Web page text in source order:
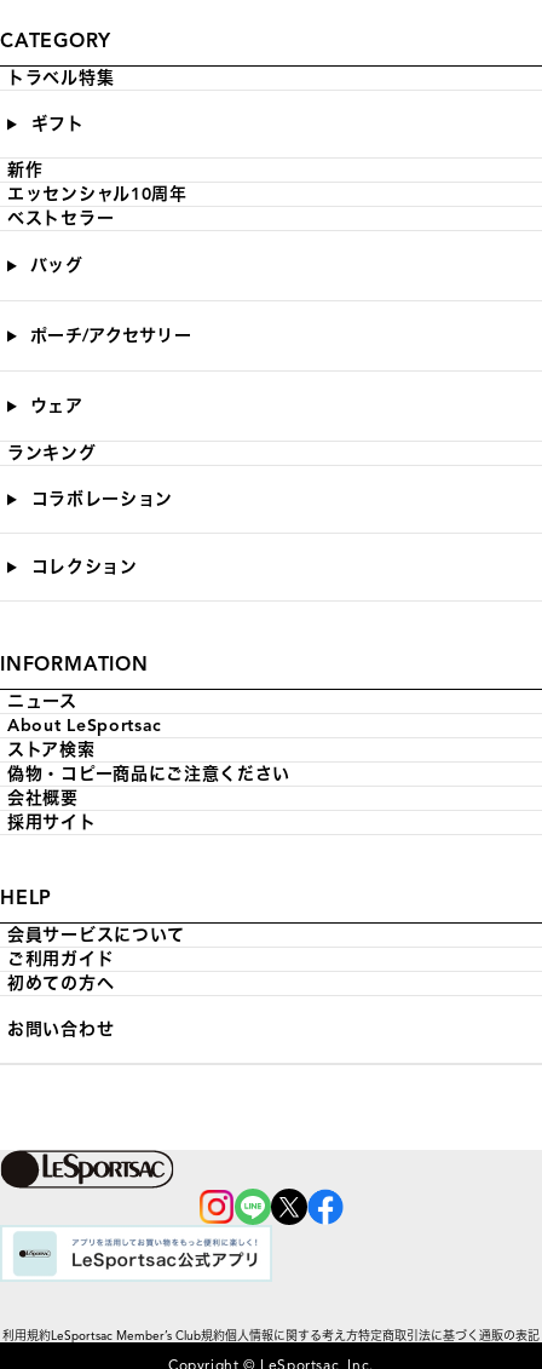
CATEGORY
トラベル特集
ギフト
新作
エッセンシャル10周年
ベストセラー
バッグ
ポーチ/アクセサリー
ウェア
ランキング
コラボレーション
コレクション
INFORMATION
ニュース
About LeSportsac
ストア検索
偽物・コピー商品にご注意ください
会社概要
採用サイト
HELP
会員サービスについて
ご利用ガイド
初めての方へ
お問い合わせ
利用規約LeSportsac Member’s Club規約個人情報に関する考え方特定商取引法に基づく通販の表記
Copyright © LeSportsac, Inc.